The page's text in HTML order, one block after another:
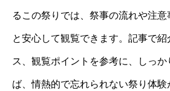
るこの祭りでは、祭事の流れや注意
と安心して観覧できます。記事で
ス、観覧ポイントを参考に、しっ
ば、情熱的で忘れられない祭り体験